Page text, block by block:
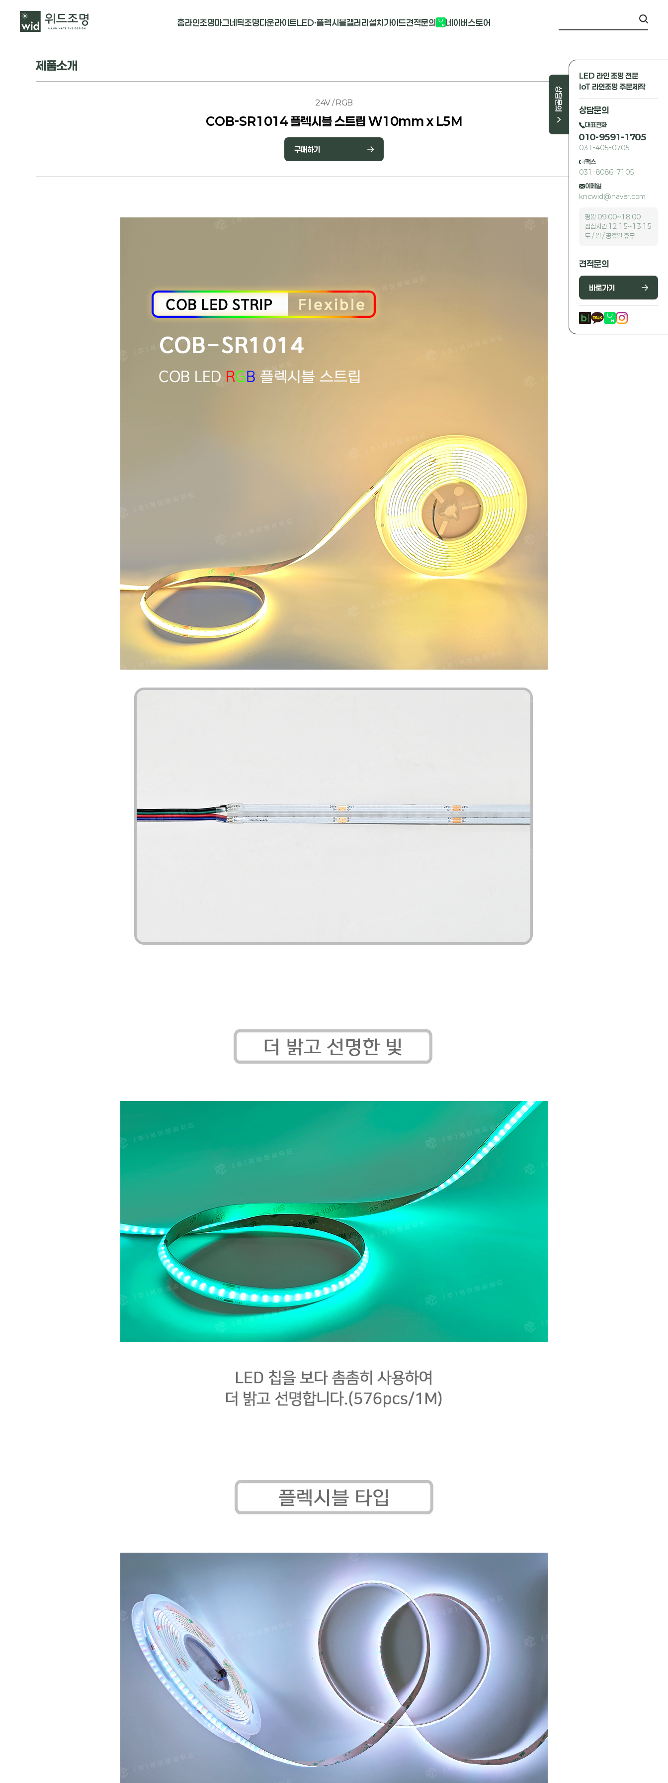
홈라인조명
펜던트
마그네틱조명
M2824R
다운라이트
사각 COB
LED·플렉시블
바리솔PCB
갤러리설치가이드견적문의 네이버스토어
상담문의
LED 라인 조명 전문
IoT 라인조명 주문제작
상담문의
대표전화
010-9591-1705
031-405-0705
팩스
031-8086-7105
이메일
kncwid@naver.com
평일 09:00~18:00
점심시간 12:15~13:15
토 / 일 / 공휴일 휴무
견적문의
바로가기
제품소개
24V / RGB
COB-SR1014 플렉시블 스트립 W10mm x L5M
구매하기